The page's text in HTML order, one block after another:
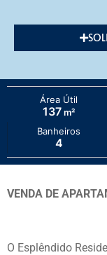
Área Útil
137m²
Banheiros
4
VENDA DE
O Esplêndido